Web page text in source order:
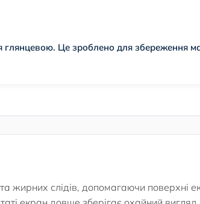
Це зроблено для збереження
жирних слідів, допомагаючи поверхні